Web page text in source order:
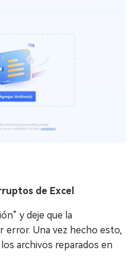
de Excel
y deje que la
error. Una vez hecho esto,
archivos reparados en